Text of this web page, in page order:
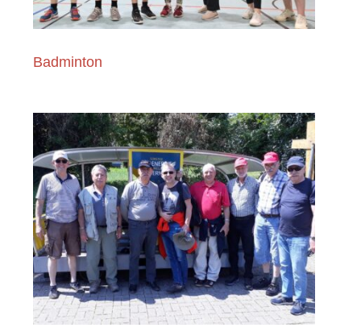
Badminton